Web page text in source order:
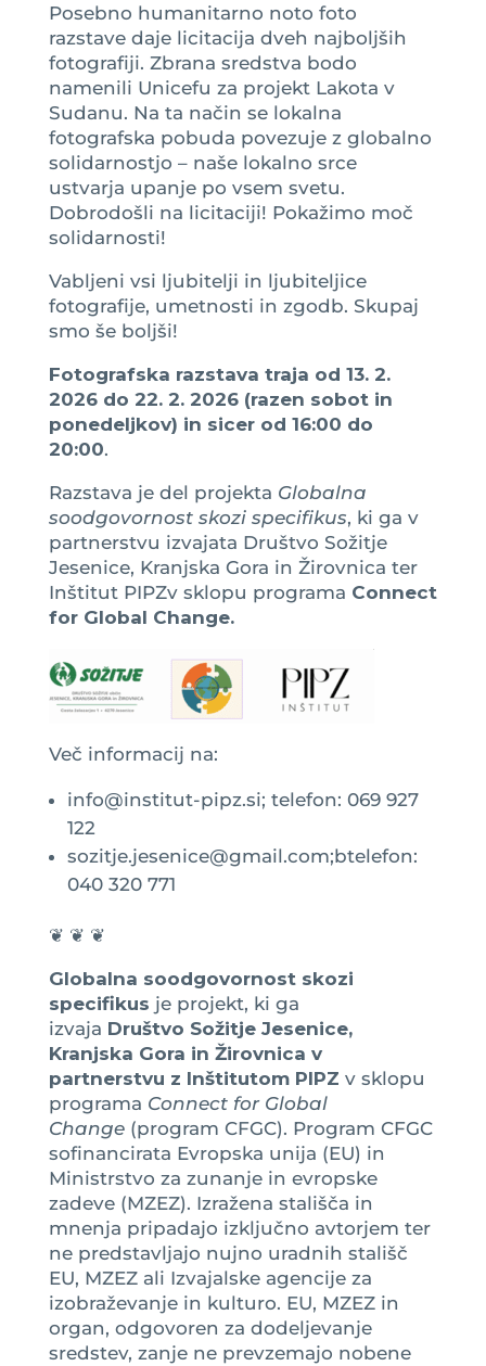
Posebno humanitarno noto foto
razstave daje licitacija dveh najboljših
fotografiji. Zbrana sredstva bodo
namenili Unicefu za projekt Lakota v
Sudanu. Na ta način se lokalna
fotografska pobuda povezuje z globalno
solidarnostjo – naše lokalno srce
ustvarja upanje po vsem svetu.
Dobrodošli na licitaciji! Pokažimo moč
solidarnosti!
Vabljeni vsi ljubitelji in ljubiteljice
fotografije, umetnosti in zgodb. Skupaj
smo še boljši!
Fotografska razstava traja od 13. 2.
2026 do 22. 2. 2026 (razen sobot in
ponedeljkov) in sicer od 16:00 do
20:00.
Razstava je del projekta Globalna
soodgovornost skozi specifikus, ki ga v
partnerstvu izvajata Društvo Sožitje
Jesenice, Kranjska Gora in Žirovnica ter
Inštitut PIPZv sklopu programa Connect
for Global Change.
Več informacij na:
info@institut-pipz.si; telefon: 069 927
122
sozitje.jesenice@gmail.com;btelefon:
040 320 771
❦ ❦ ❦
Globalna soodgovornost skozi
specifikus je projekt, ki ga
izvaja Društvo Sožitje Jesenice,
Kranjska Gora in Žirovnica v
partnerstvu z Inštitutom PIPZ v sklopu
programa Connect for Global
Change (program CFGC). Program CFGC
sofinancirata Evropska unija (EU) in
Ministrstvo za zunanje in evropske
zadeve (MZEZ). Izražena stališča in
mnenja pripadajo izključno avtorjem ter
ne predstavljajo nujno uradnih stališč
EU, MZEZ ali Izvajalske agencije za
izobraževanje in kulturo. EU, MZEZ in
organ, odgovoren za dodeljevanje
sredstev, zanje ne prevzemajo nobene